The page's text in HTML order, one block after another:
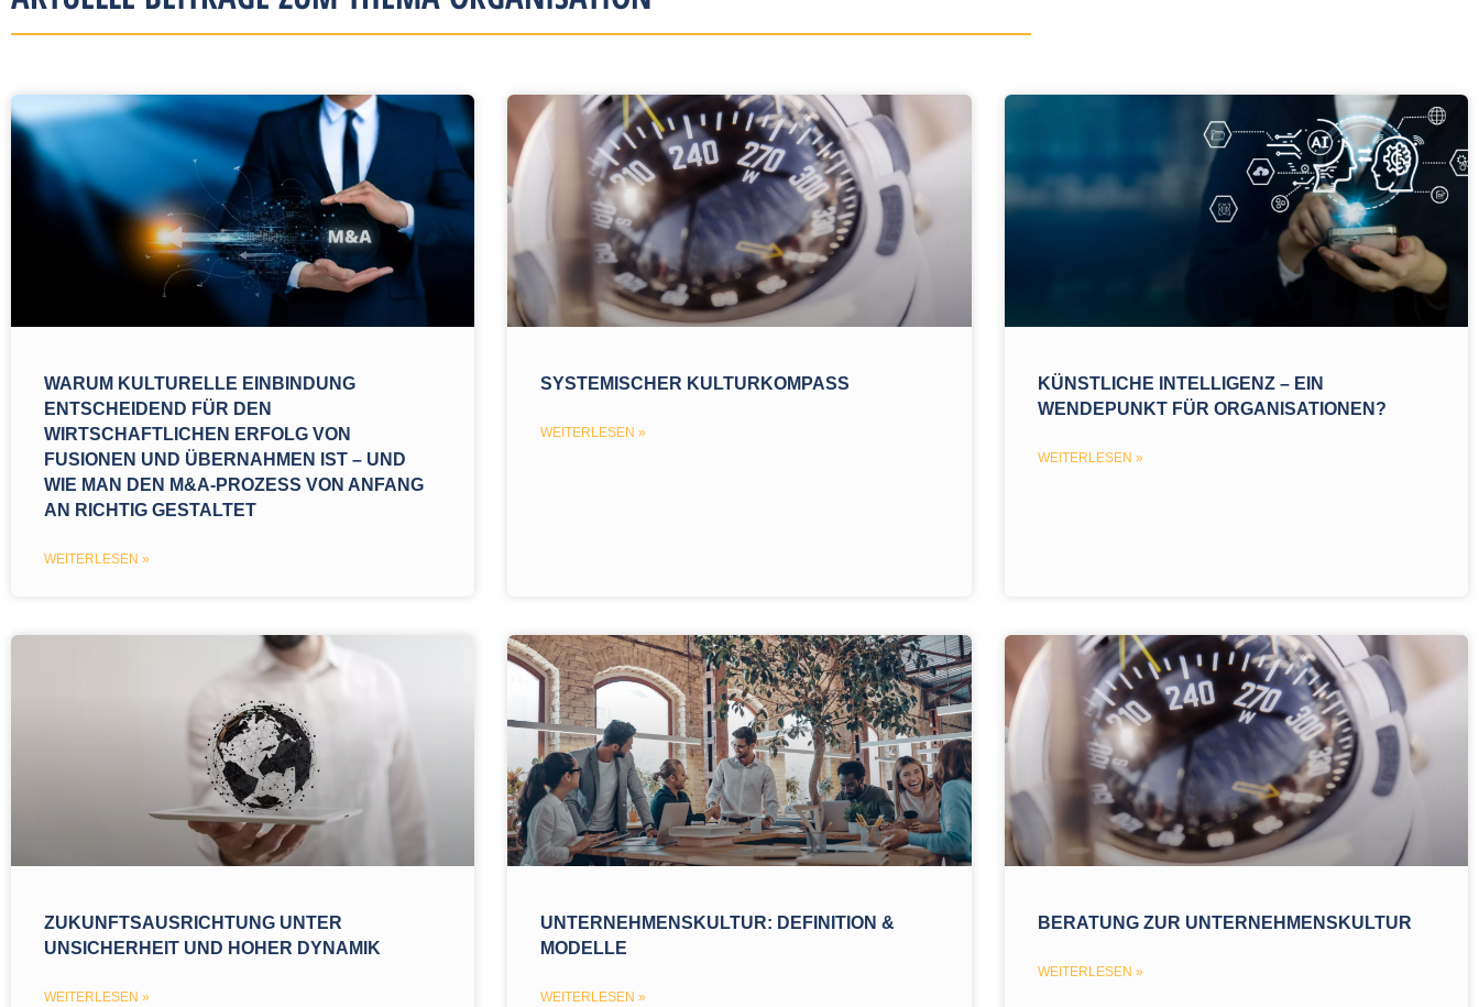
WARUM KULTURELLE EINBINDUNG
ENTSCHEIDEND FÜR DEN
WIRTSCHAFTLICHEN ERFOLG VON
FUSIONEN UND ÜBERNAHMEN IST – UND
WIE MAN DEN M&A-PROZESS VON ANFANG
AN RICHTIG GESTALTET
WEITERLESEN »
SYSTEMISCHER KULTURKOMPASS
WEITERLESEN »
​​KÜNSTLICHE INTELLIGENZ – EIN
WENDEPUNKT FÜR ORGANISATIONEN?
WEITERLESEN »
ZUKUNFTSAUSRICHTUNG UNTER
UNSICHERHEIT UND HOHER DYNAMIK
WEITERLESEN »
UNTERNEHMENSKULTUR: DEFINITION &
MODELLE
WEITERLESEN »
BERATUNG ZUR UNTERNEHMENSKULTUR
WEITERLESEN »